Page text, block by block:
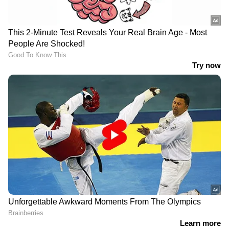
DOWNLOAD APP
അറിയാൻ
Malayalam Newsഅപ്‌ഡേറ്റുകളും
ആഴത്തിലുള്ള വിശകലനവും സമഗ്രമായ
റിപ്പോർട്ടിംഗും — എല്ലാം ഒരൊറ്റ സ്ഥലത്ത്.
ഏത് സമയത്തും, എവിടെയും
വിശ്വസനീയമായ വാർത്തകൾ ലഭിക്കാൻ
Asianet News Malayalam